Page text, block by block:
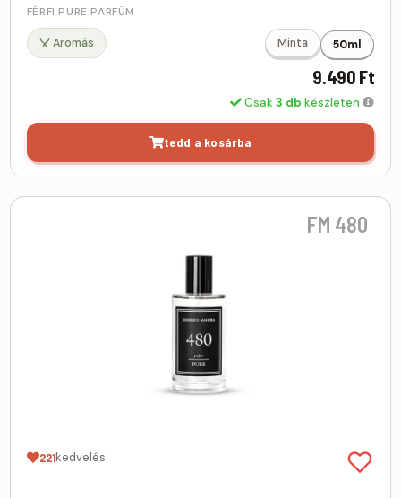
FÉRFI PURE PARFÜM
Aromás Minta 50ml
9.490 Ft
Csak3 db készleten
tedd a kosárba
FM 480
221kedvelés